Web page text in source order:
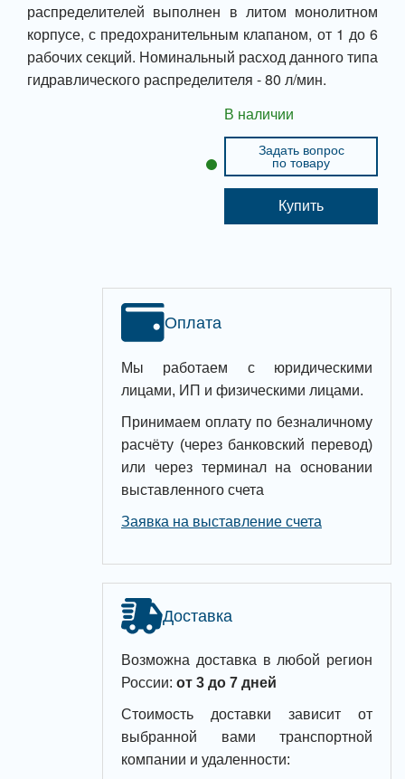
распределителей выполнен в литом монолитном
корпусе, с предохранительным клапаном, от 1 до 6
рабочих секций. Номинальный расход данного типа
гидравлического распределителя - 80 л/мин.
В наличии
Задать вопрос
по товару
Купить
Оплата
Мы работаем с юридическими
лицами, ИП и физическими лицами.
Принимаем оплату по безналичному
расчёту (через банковский перевод)
или через терминал на основании
выставленного счета
Заявка на выставление счета
Доставка
Возможна доставка в любой регион
России: от 3 до 7 дней
Стоимость доставки зависит от
выбранной вами транспортной
компании и удаленности: